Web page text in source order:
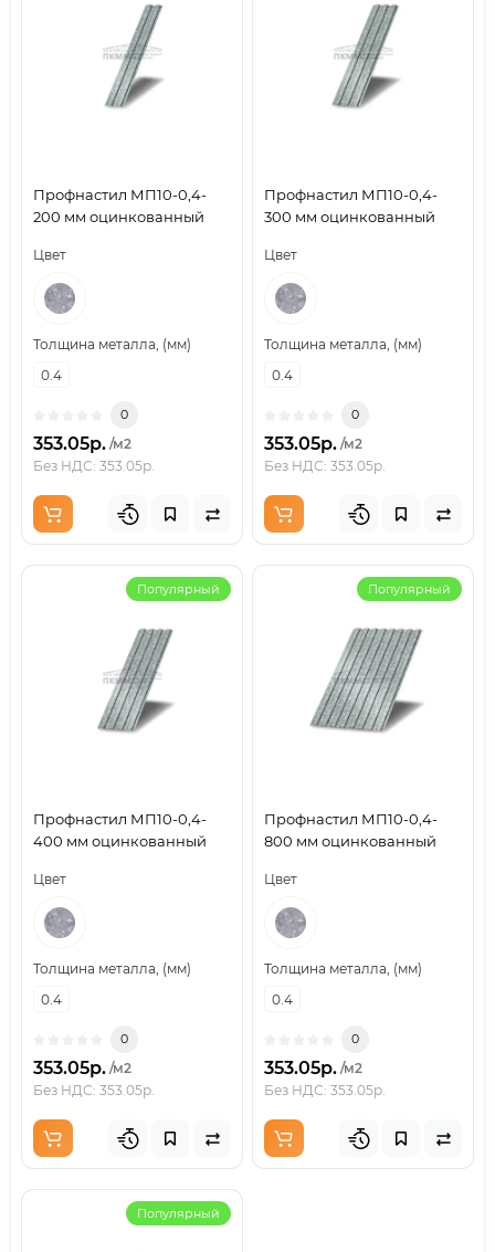
Профнастил МП10-0,4-
200 мм оцинкованный
Цвет
Толщина металла, (мм)
0.4
0
353.05р. /м2
Без НДС: 353.05р.
Профнастил МП10-0,4-
300 мм оцинкованный
Цвет
Толщина металла, (мм)
0.4
0
353.05р. /м2
Без НДС: 353.05р.
Популярный
Профнастил МП10-0,4-
400 мм оцинкованный
Цвет
Толщина металла, (мм)
0.4
0
353.05р. /м2
Без НДС: 353.05р.
Популярный
Профнастил МП10-0,4-
800 мм оцинкованный
Цвет
Толщина металла, (мм)
0.4
0
353.05р. /м2
Без НДС: 353.05р.
Популярный